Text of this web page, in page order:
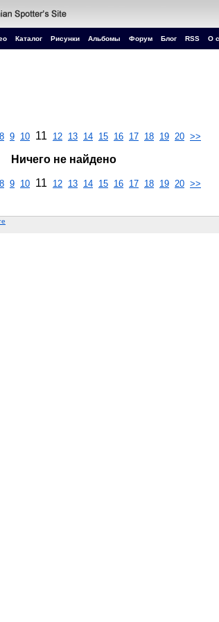
Каталог Рисунки Альбомы Форум Блог RSS О
8 9 10 11 12 13 14 15 16 17 18 19 20 >>
Ничего не найдено
8 9 10 11 12 13 14 15 16 17 18 19 20 >>